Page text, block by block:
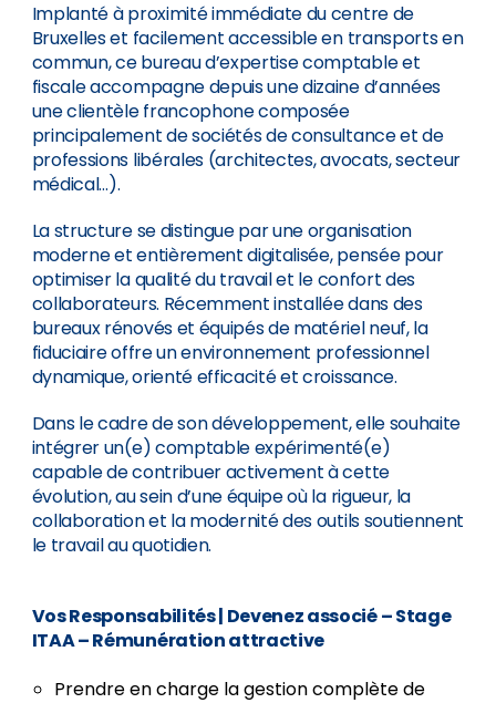
Implanté à proximité immédiate du centre de
Bruxelles et facilement accessible en transports en
commun, ce bureau d’expertise comptable et
fiscale accompagne depuis une dizaine d’années
une clientèle francophone composée
principalement de sociétés de consultance et de
professions libérales (architectes, avocats, secteur
médical…).
La structure se distingue par une organisation
moderne et entièrement digitalisée, pensée pour
optimiser la qualité du travail et le confort des
collaborateurs. Récemment installée dans des
bureaux rénovés et équipés de matériel neuf, la
fiduciaire offre un environnement professionnel
dynamique, orienté efficacité et croissance.
Dans le cadre de son développement, elle souhaite
intégrer un(e) comptable expérimenté(e)
capable de contribuer activement à cette
évolution, au sein d’une équipe où la rigueur, la
collaboration et la modernité des outils soutiennent
le travail au quotidien.
Vos Responsabilités| Devenez associé – Stage
ITAA – Rémunération attractive
Prendre en charge la gestion complète de